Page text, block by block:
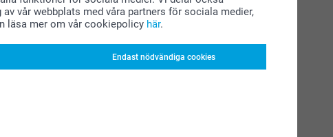
vår webbplats med våra partners för sociala medier,
läsa mer om vår cookiepolicy här.
Endast nödvändiga cookies